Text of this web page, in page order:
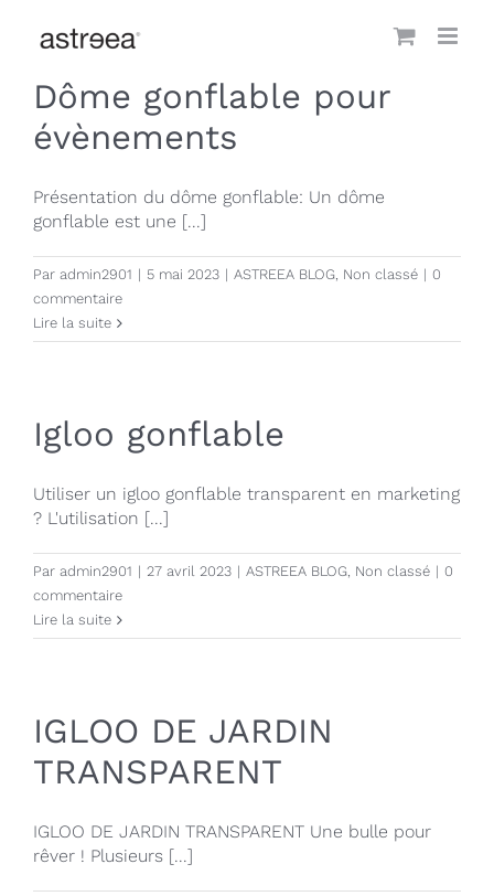
Dôme gonflable pour
évènements
Présentation du dôme gonflable: Un dôme
gonflable est une [...]
Par admin2901 | 5 mai 2023 | ASTREEA BLOG, Non classé | 0
commentaire
Lire la suite
Igloo gonflable
Utiliser un igloo gonflable transparent en marketing
? L'utilisation [...]
Par admin2901 | 27 avril 2023 | ASTREEA BLOG, Non classé | 0
commentaire
Lire la suite
IGLOO DE JARDIN
TRANSPARENT
IGLOO DE JARDIN TRANSPARENT Une bulle pour
rêver ! Plusieurs [...]